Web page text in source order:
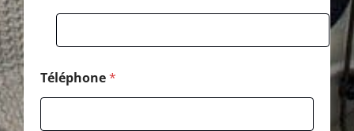
Téléphone*